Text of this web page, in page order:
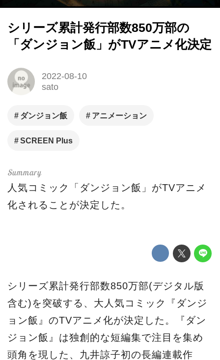
シリーズ累計発行部数850万部の
「ダンジョン飯」がTVアニメ化決定
2022-08-10
sato
ダンジョン飯 アニメーション
SCREEN Plus
人気コミック「ダンジョン飯」がTVアニメ
化されることが決定した。
シリーズ累計発行部数850万部(デジタル版
含む)を突破する、大人気コミック『ダンジ
ョン飯』のTVアニメ化が決定した。『ダン
ジョン飯』は独創的な短編集で注目を集め
頭角を現した、九井諒子初の長編連載作